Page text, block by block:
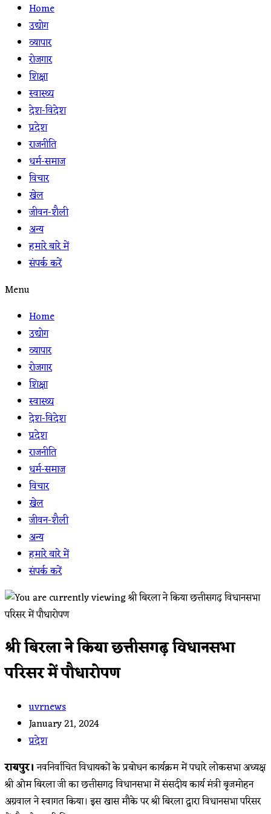
Home
उद्योग
व्यापार
रोजगार
शिक्षा
स्वास्थ्य
देश-विदेश
प्रदेश
राजनीति
धर्म-समाज
विचार
खेल
जीवन-शैली
अन्य
हमारे बारे में
संपर्क करें
Menu
Home
उद्योग
व्यापार
रोजगार
शिक्षा
स्वास्थ्य
देश-विदेश
प्रदेश
राजनीति
धर्म-समाज
विचार
खेल
जीवन-शैली
अन्य
हमारे बारे में
संपर्क करें
श्री बिरला ने किया छत्तीसगढ़ विधानसभा
परिसर में पौधारोपण
Post
author:
uvrnews
Post
published:
January 21, 2024
Post
category:
प्रदेश
रायपुर।नवनिर्वाचित विधायकों के प्रबोधन कार्यक्रम में पधारे लोकसभा अध्यक्ष
श्री ओम बिरला जी का छत्तीसगढ़ विधानसभा में संसदीय कार्य मंत्री बृजमोहन
अग्रवाल ने स्वागत किया। इस खास मौके पर श्री बिरला द्वारा विधानसभा परिसर